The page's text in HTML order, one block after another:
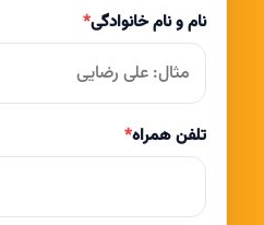
نام و نام خانوادگی*
تلفن همراه*